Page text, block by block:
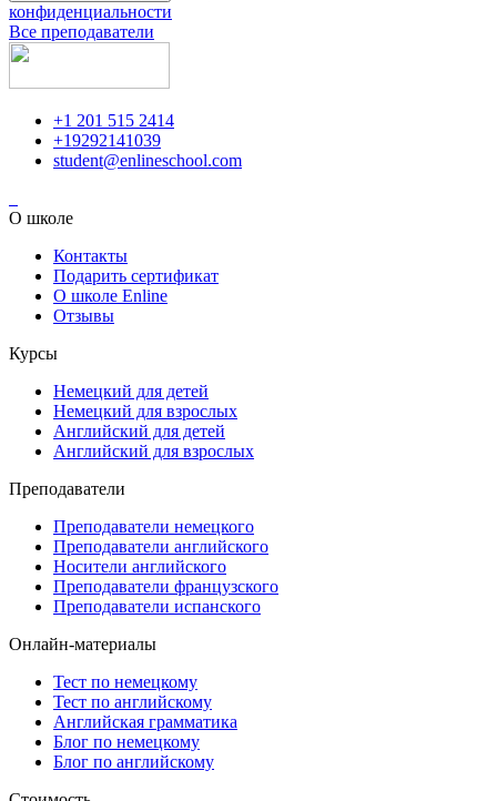
конфиденциальности
Все преподаватели
+1 201 515 2414
+19292141039
student@enlineschool.com
О школе
Контакты
Подарить сертификат
О школе Enline
Отзывы
Курсы
Немецкий для детей
Немецкий для взрослых
Английский для детей
Английский для взрослых
Преподаватели
Преподаватели немецкого
Преподаватели английского
Носители английского
Преподаватели французского
Преподаватели испанского
Онлайн-материалы
Тест по немецкому
Тест по английскому
Английская грамматика
Блог по немецкому
Блог по английскому